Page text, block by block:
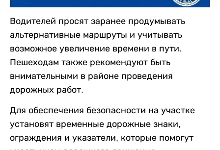
Водителей просят заранее продумывать
альтернативные маршруты и учитывать
возможное увеличение времени в пути.
Пешеходам также рекомендуют быть
внимательными в районе проведения
дорожных работ.
Для обеспечения безопасности на участке
установят временные дорожные знаки,
ограждения и указатели, которые помогут